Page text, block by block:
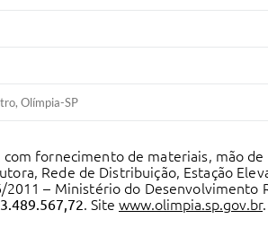
Olímpia-SP
fornecimento de materiais, mão
Rede de Distribuição, Estação
2011 – Ministério do Desenvolvimento
3.489.567,72. Site www.olimpia.sp.gov.br